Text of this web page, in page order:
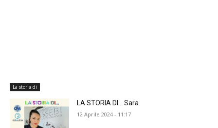
La storia di
LA STORIA DI… Sara
12 Aprile 2024 - 11:17